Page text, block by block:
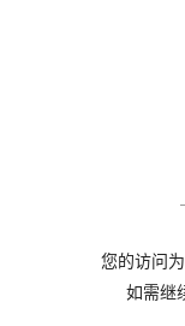
您的访问
如需继